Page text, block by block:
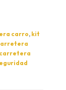
carro, kit